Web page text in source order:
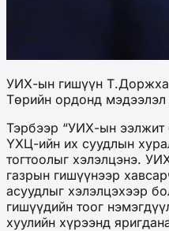
УИХ-ын гишүүн
Төрийн ордонд
Тэрбээр “УИХ-ын ээлжит
ҮХЦ-ийн их суудлын
тогтоолыг хэлэлцэнэ.
газрын гишүүнээр
асуудлыг хэлэлцэхээр
гишүүдийн тоог
хуулийн хүрээнд